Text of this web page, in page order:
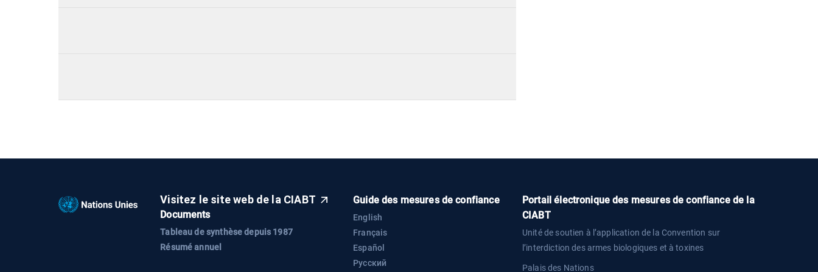
Visitez le site web de la CIABT
Documents
Tableau de synthèse depuis 1987
Résumé annuel
Guide des mesures de confiance
English
Français
Español
Русский
Portail électronique des mesures de confiance de la
CIABT
Unité de soutien à l’application de la Convention sur
l’interdiction des armes biologiques et à toxines
Palais des Nations